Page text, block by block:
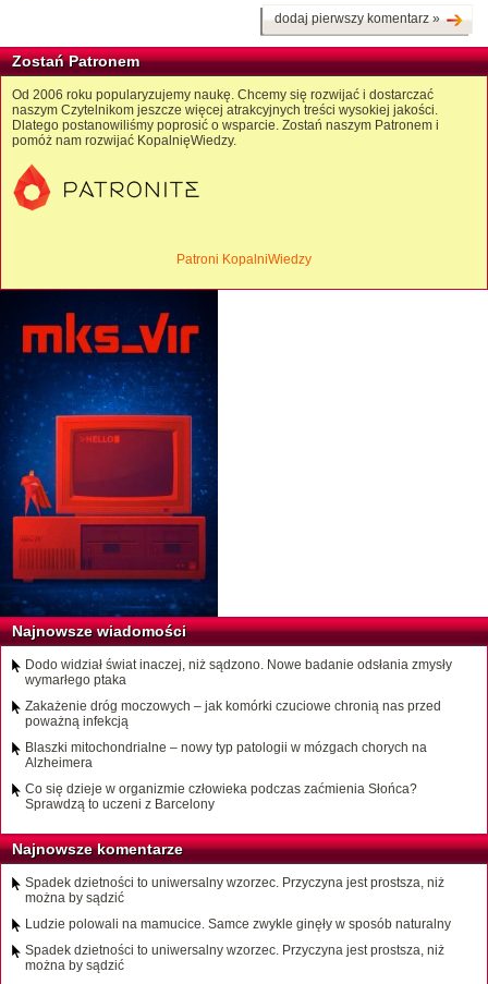
dodaj pierwszy komentarz »
Zostań Patronem
Od 2006 roku popularyzujemy naukę. Chcemy się rozwijać i dostarczać
naszym Czytelnikom jeszcze więcej atrakcyjnych treści wysokiej jakości.
Dlatego postanowiliśmy poprosić o wsparcie. Zostań naszym Patronem i
pomóż nam rozwijać KopalnięWiedzy.
Patroni KopalniWiedzy
Najnowsze wiadomości
Dodo widział świat inaczej, niż sądzono. Nowe badanie odsłania zmysły
wymarłego ptaka
Zakażenie dróg moczowych – jak komórki czuciowe chronią nas przed
poważną infekcją
Blaszki mitochondrialne – nowy typ patologii w mózgach chorych na
Alzheimera
Co się dzieje w organizmie człowieka podczas zaćmienia Słońca?
Sprawdzą to uczeni z Barcelony
Najnowsze komentarze
Spadek dzietności to uniwersalny wzorzec. Przyczyna jest prostsza, niż
można by sądzić
Ludzie polowali na mamucice. Samce zwykle ginęły w sposób naturalny
Spadek dzietności to uniwersalny wzorzec. Przyczyna jest prostsza, niż
można by sądzić